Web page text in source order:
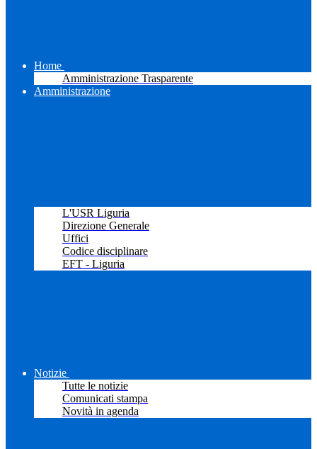
Home
Amministrazione Trasparente
Amministrazione
L'USR Liguria
Direzione Generale
Uffici
Codice disciplinare
EFT - Liguria
Notizie
Tutte le notizie
Comunicati stampa
Novità in agenda